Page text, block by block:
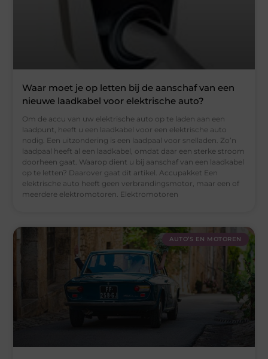
Waar moet je op letten bij de aanschaf van een
nieuwe laadkabel voor elektrische auto?
Om de accu van uw elektrische auto op te laden aan een
laadpunt, heeft u een laadkabel voor een elektrische auto
nodig. Een uitzondering is een laadpaal voor snelladen. Zo’n
laadpaal heeft al een laadkabel, omdat daar een sterke stroom
doorheen gaat. Waarop dient u bij aanschaf van een laadkabel
op te letten? Daarover gaat dit artikel. Accupakket Een
elektrische auto heeft geen verbrandingsmotor, maar een of
meerdere elektromotoren. Elektromotoren
AUTO’S EN MOTOREN